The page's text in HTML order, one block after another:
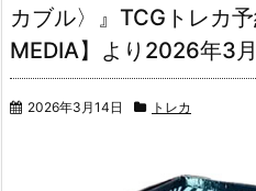
カブル〉』TCGトレカ
MEDIA】より2026年3
2026年3月14日 トレカ